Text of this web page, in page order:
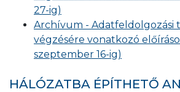
27-ig)
Archívum - Adatfeldolgozási
végzésére vonatkozó
szeptember 16-ig)
HÁLÓZATBA ÉPÍTHETŐ